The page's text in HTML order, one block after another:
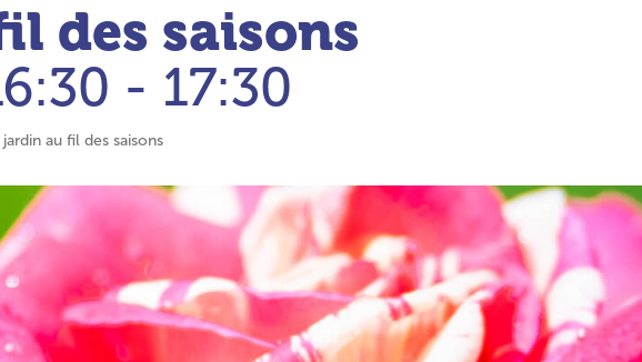
des saisons
- 17:30
jardin au fil des saisons